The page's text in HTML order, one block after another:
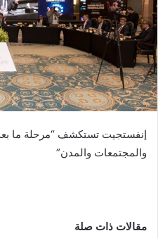
إنفستجيت تستكشف “مرحلة ما
والمجتمعات والمدن”
مقالات ذات صلة